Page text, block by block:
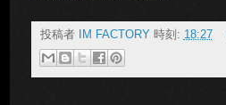
投稿者 IM FACTORY 時刻: 18:27